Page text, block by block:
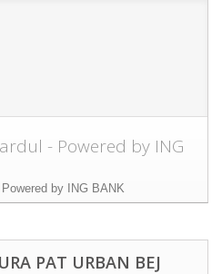
- Powered by ING
PAT URBAN BEJ